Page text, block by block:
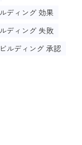
ディング 効果
ディング 失敗
ルディング 承認